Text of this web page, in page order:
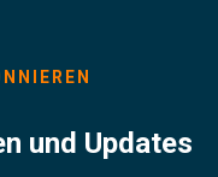
und Updates